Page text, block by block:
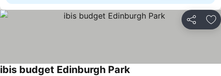
Del
ibis budget Edinburgh Park